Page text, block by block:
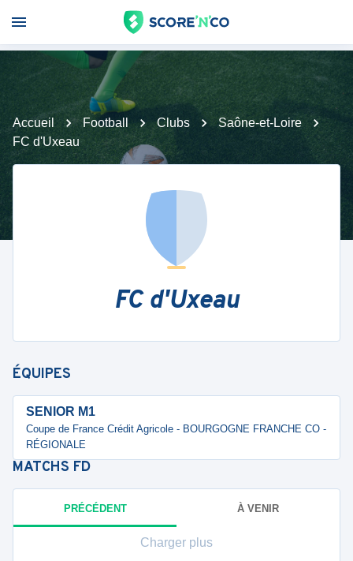
Accueil Football Clubs
Saône-et-Loire
FC d'Uxeau
FC d'Uxeau
ÉQUIPES
SENIOR M1
Coupe de France Crédit Agricole - BOURGOGNE FRANCHE CO -
RÉGIONALE
MATCHS FD
PRÉCÉDENT À VENIR
Charger plus